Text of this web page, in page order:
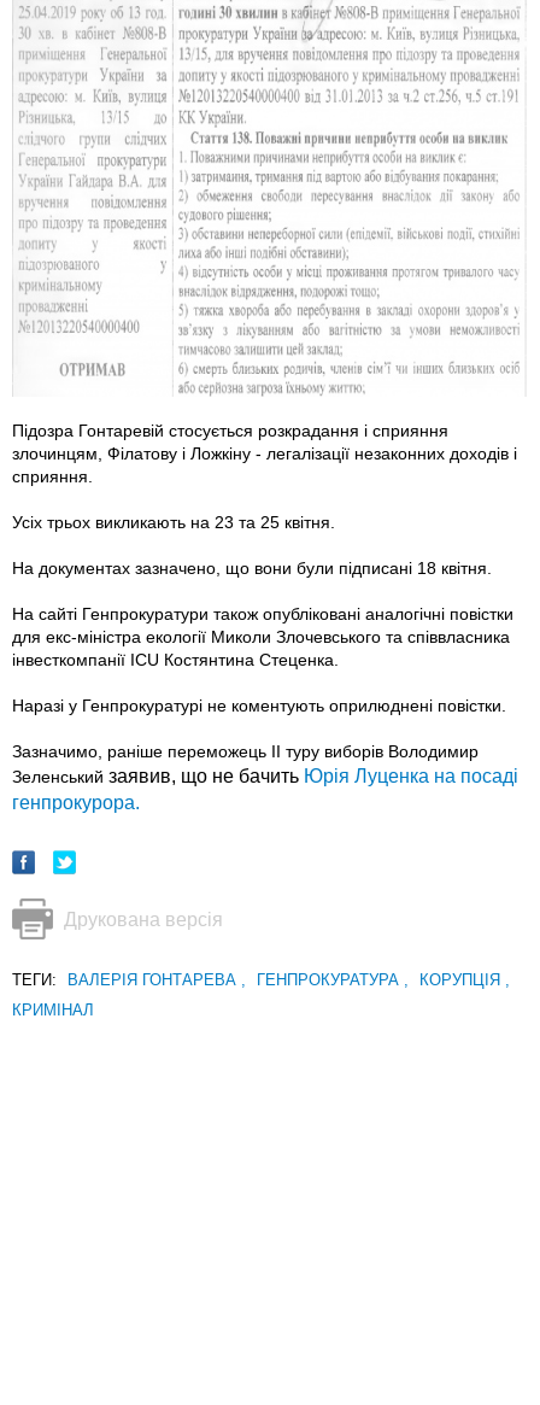
Підозра Гонтаревій стосується розкрадання і сприяння
злочинцям, Філатову і Ложкіну - легалізації незаконних доходів і
сприяння.
Усіх трьох викликають на 23 та 25 квітня.
На документах зазначено, що вони були підписані 18 квітня.
На сайті Генпрокуратури також опубліковані аналогічні повістки
для екс-міністра екології Миколи Злочевського та співвласника
інвесткомпанії ICU Костянтина Стеценка.
Наразі у Генпрокуратурі не коментують оприлюднені повістки.
Зазначимо, раніше переможець ІІ туру виборів Володимир
Зеленський заявив, що не бачить Юрія Луценка на посаді
генпрокурора.
Друкована версія
ТЕГИ: ВАЛЕРІЯ ГОНТАРЕВА , ГЕНПРОКУРАТУРА , КОРУПЦІЯ ,
КРИМІНАЛ